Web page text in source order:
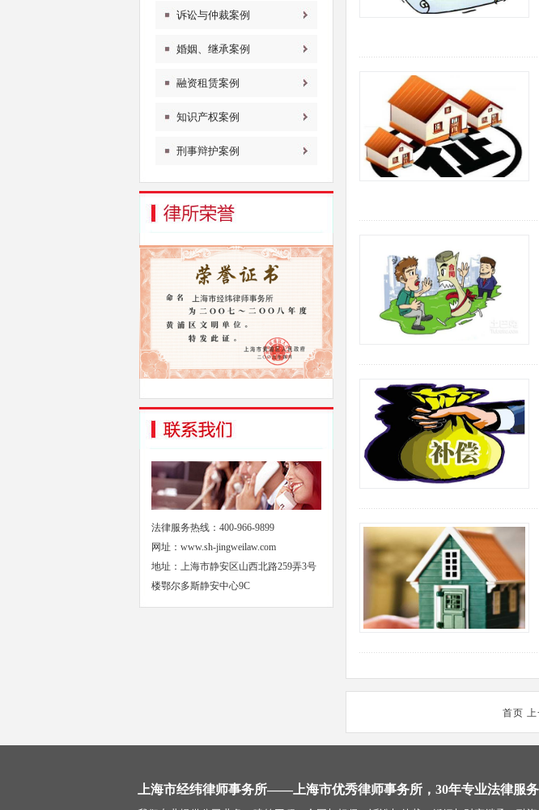
诉讼与仲裁案例
婚姻、继承案例
融资租赁案例
知识产权案例
刑事辩护案例
法律服务热线：400-966-9899
网址：www.sh-jingweilaw.com
地址：上海市静安区山西北路259弄3号
楼鄂尔多斯静安中心9C
首页 上
上海市经纬律师事务所——上海市优秀律师事务所，30年专业法律服务